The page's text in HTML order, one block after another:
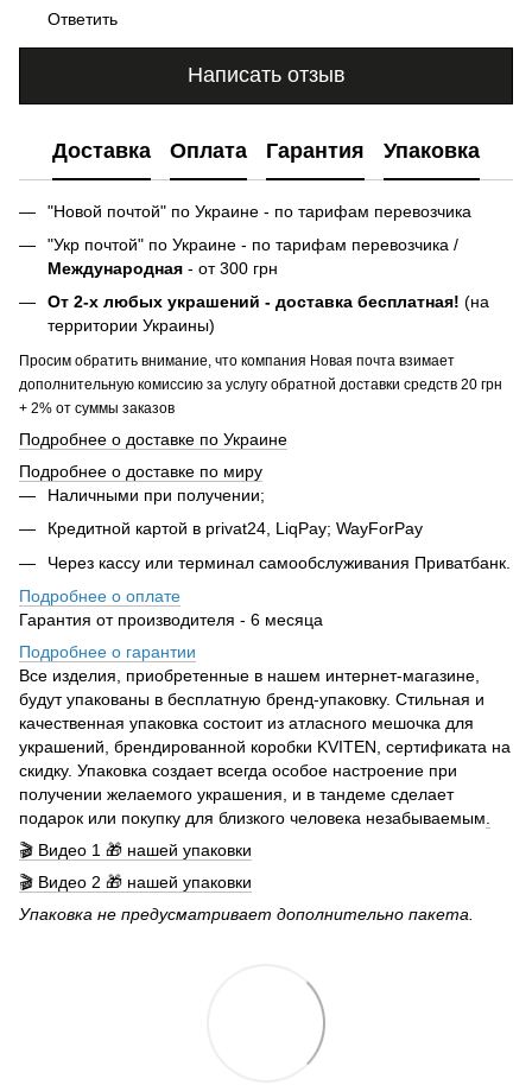
Ответить
Написать отзыв
Доставка Оплата Гарантия Упаковка
"Новой почтой" по Украине - по тарифам перевозчика
"Укр почтой" по Украине - по тарифам перевозчика /
Международная - от 300 грн
От 2-х любых украшений - доставка бесплатная! (на
территории Украины)
Просим обратить внимание, что компания Новая почта взимает
дополнительную комиссию за услугу обратной доставки средств 20 грн
+ 2% от суммы заказов
Подробнее о доставке по Украине
Подробнее о доставке по миру
Наличными при получении;
Кредитной картой в privat24, LiqPay; WayForPay
Через кассу или терминал самообслуживания Приватбанк.
Подробнее о оплате
Гарантия от производителя - 6 месяца
Подробнее о гарантии
Все изделия, приобретенные в нашем интернет-магазине,
будут упакованы в бесплатную бренд-упаковку. Стильная и
качественная упаковка состоит из атласного мешочка для
украшений, брендированной коробки KVITEN, сертификата на
скидку. Упаковка создает всегда особое настроение при
получении желаемого украшения, и в тандеме сделает
подарок или покупку для близкого человека незабываемым
🎬 Видео 1 🎁 нашей упаковки
🎬 Видео 2 🎁 нашей упаковки
Упаковка не предусматривает дополнительно пакета.